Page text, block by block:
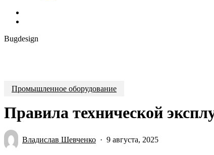
Bugdesign
Промышленное оборудование
Правила технической
Владислав Шевченко 9 августа, 2025